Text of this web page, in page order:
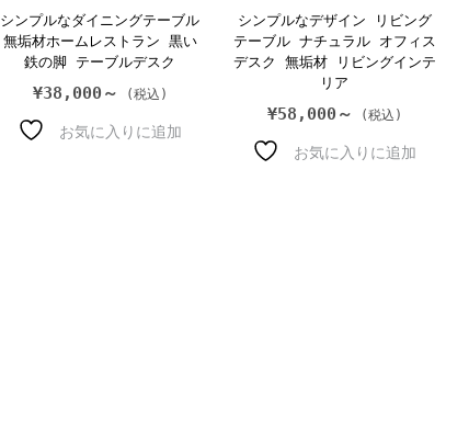
シンプルなダイニングテーブル
無垢材ホームレストラン 黒い
鉄の脚 テーブルデスク
¥38,000～
お気に入りに追加
シンプルなデザイン リビング
テーブル ナチュラル オフィス
デスク 無垢材 リビングインテ
リア
¥58,000～
お気に入りに追加